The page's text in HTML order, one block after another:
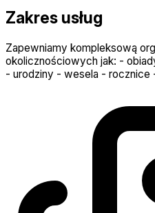
Zakres usług
Zapewniamy kompleksową
okolicznościowych jak: -
- urodziny - wesela - rocznice